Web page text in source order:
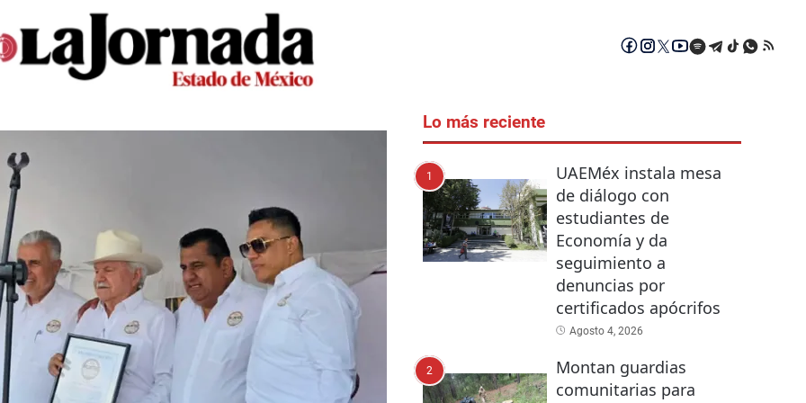
Lo más reciente
1
UAEMéx instala mesa
de diálogo con
estudiantes de
Economía y da
seguimiento a
denuncias por
certificados apócrifos
Agosto 4, 2026
2
Montan guardias
comunitarias para